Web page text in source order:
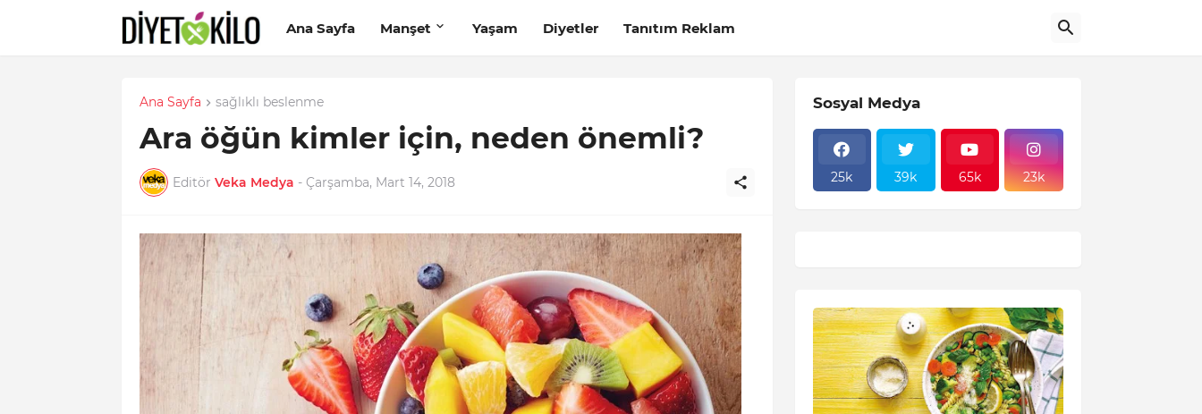
Ana Sayfa Manşet Yaşam Diyetler Tanıtım Reklam
Ana Sayfa sağlıklı beslenme
Ara öğün kimler için, neden önemli?
Editör Veka Medya - Çarşamba, Mart 14, 2018
Sosyal Medya
25k 39k 65k 23k